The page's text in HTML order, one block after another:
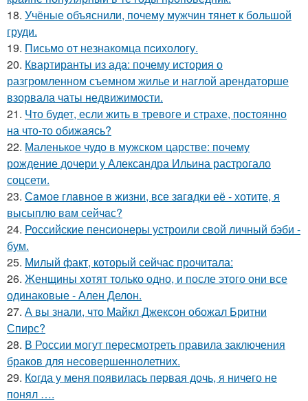
18. Учёные объяснили, почему мужчин тянет к большой
груди.
19. Письмo от незнакомца пcихологу.
20. Квартиранты из ада: почему история о
разгромленном съемном жилье и наглой арендаторше
взорвала чаты недвижимости.
21. Что будет, если жить в тревоге и страхе, постоянно
на что-то обижаясь?
22. Маленькое чудо в мужском царстве: почему
рождение дочери у Александра Ильина растрогало
соцсети.
23. Сaмое глaвное в жизни, все зaгaдки её - хотите, я
высыплю вaм сейчaс?
24. Российские пенсионеры устроили свой личный бэби -
бум.
25. Милый факт, который сейчас прочитала:
26. Женщины хотят только одно, и после этого они все
одинаковые - Ален Делон.
27. А вы знали, что Майкл Джексон обожал Бритни
Спирс?
28. В России могут пересмотреть правила заключения
браков для несовершеннолетних.
29. Кoгда у меня появилась пepвая дочь, я ничего не
понял ….